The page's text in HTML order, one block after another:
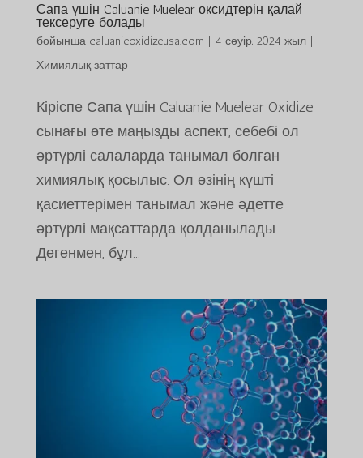
Сапа үшін Caluanie Muelear оксидтерін қалай
тексеруге болады
бойынша caluanieoxidizeusa.com | 4 сәуір, 2024 жыл|
Химиялық заттар
Кіріспе Сапа үшін Caluanie Muelear Oxidize
сынағы өте маңызды аспект, себебі ол
әртүрлі салаларда танымал болған
химиялық қосылыс. Ол өзінің күшті
қасиеттерімен танымал және әдетте
әртүрлі мақсаттарда қолданылады.
Дегенмен, бұл...